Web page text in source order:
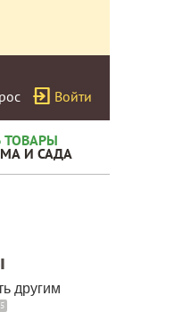
Войти
ТОВАРЫ
И САДА
другим